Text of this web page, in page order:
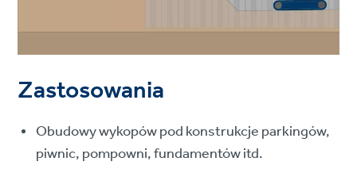
Zastosowania
Obudowy wykopów pod konstrukcje parkingów,
piwnic, pompowni, fundamentów itd.